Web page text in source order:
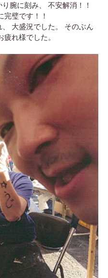
腕に刻み、 不安解消！！
完璧です！！
大盛況でした。 そのぶん
れ様でした。